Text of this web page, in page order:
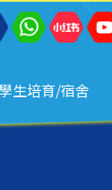
生培育/宿舍